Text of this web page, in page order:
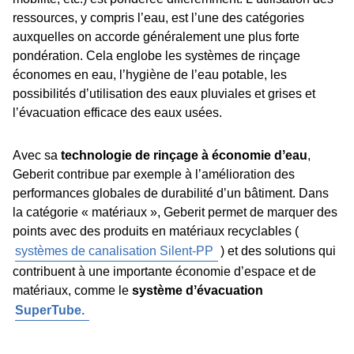
environnementale, sociétale et économique
Niveaux de certification : Argent, Or, Platine
(certificats supplémentaires liés à des aspects
individuels)
ressources, y compris lʼeau, est lʼune des catégories
auxquelles on accorde généralement une plus forte
pondération. Cela englobe les systèmes de rinçage
économes en eau, lʼhygiène de lʼeau potable, les
possibilités dʼutilisation des eaux pluviales et grises et
lʼévacuation efficace des eaux usées.
Avec sa technologie de rinçage à économie dʼeau,
Geberit contribue par exemple à lʼamélioration des
performances globales de durabilité dʼun bâtiment. Dans
la catégorie « matériaux », Geberit permet de marquer des
points avec des produits en matériaux recyclables (
systèmes de canalisation Silent-PP ) et des solutions qui
contribuent à une importante économie dʼespace et de
matériaux, comme le système dʼévacuation
SuperTube.